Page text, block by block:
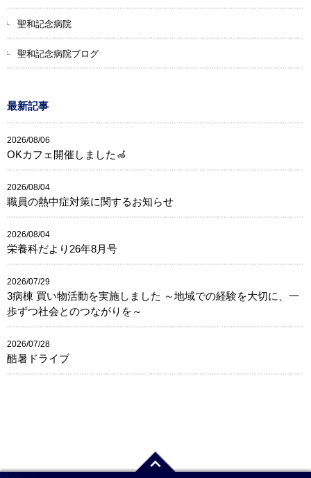
聖和記念病院
聖和記念病院ブログ
最新記事
2026/08/06
OKカフェ開催しました🦽
2026/08/04
職員の熱中症対策に関するお知らせ
2026/08/04
栄養科だより26年8月号
2026/07/29
3病棟 買い物活動を実施しました ～地域での経験を大切に、一
歩ずつ社会とのつながりを～
2026/07/28
酷暑ドライブ